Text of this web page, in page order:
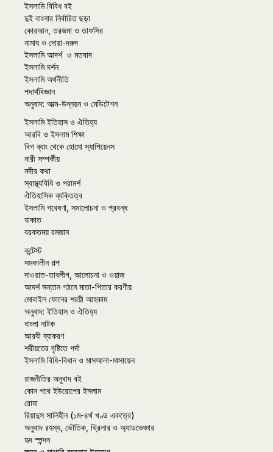
ইসলামি বিবিধ বই
দুই বাংলার নির্বাচিত ছড়া
কোরআন, তরজমা ও তাফসির
নামায ও দোয়া-দরুদ
ইসলামি আদর্শ ও মতবাদ
ইসলামি দর্শন
ইসলামি অর্থনীতি
পদার্থবিজ্ঞান
অনুবাদ: আত্ম-উন্নয়ন ও মেডিটেশন
ইসলামি ইতিহাস ও ঐতিহ্য
আরবি ও ইসলাম শিক্ষা
বিগ ব্যাং থেকে হোমো স্যাপিয়েনস
নারী সম্পর্কীয়
নদীর কথা
স্বাস্থ্যবিধি ও পরামর্শ
ঐতিহাসিক ব্যক্তিত্ব
ইসলামি গবেষণা, সমালোচনা ও প্রবন্ধ
যাকাত
বরকতময় রমজান
কন্টেস্ট
সমকালীন গল্প
দাওয়াত-তাবলীগ, আলোচনা ও ওয়াজ
আদর্শ সন্তান গঠনে মাতা-পিতার করণীয়
মোবাইল ফোনের শরয়ী আহকাম
অনুবাদ: ইতিহাস ও ঐতিহ্য
বাংলা নাটক
আরবী ব্যাকরণ
শরীয়তের দৃষ্টিতে পর্দা
ইসলামি বিধি-বিধান ও মাসআলা-মাসায়েল
রাজনীতির অনুবাদ বই
কোন পথে ইউরোপের ইসলাম
রোযা
রিয়াদুস সালিহীন (১ম-৪র্থ খণ্ড একত্রে)
অনুবাদ রহস্য, ভৌতিক, থ্রিলার ও অ্যাডভেঞ্চার
হৃদ স্পন্দন